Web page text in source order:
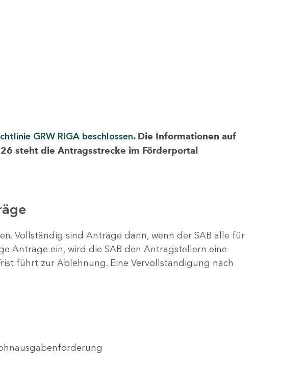
GRW RIGA beschlossen. Die Informationen auf
steht die Antragsstrecke im Förderportal
Vollständig sind Anträge dann, wenn der SAB alle für
Anträge ein, wird die SAB den Antragstellern eine
führt zur Ablehnung. Eine Vervollständigung nach